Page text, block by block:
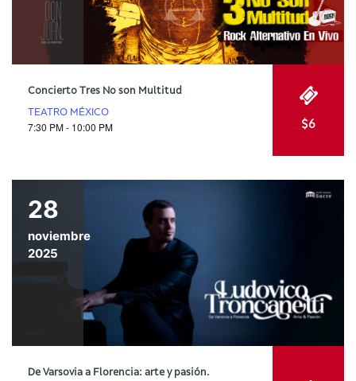
Concierto Tres No son Multitud
TEATRO MÉXICO
7:30 PM - 10:00 PM $6
28
noviembre
2025
De Varsovia a Florencia: arte y pasión.